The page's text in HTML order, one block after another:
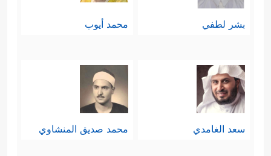
بشر لطفي محمد أيوب
سعد الغامدي محمد صديق المنشاوي